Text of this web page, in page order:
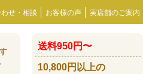
せ・相談 お客様の声 実店舗のご案内
送料950円〜
10,800円以上の